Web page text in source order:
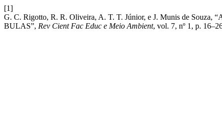
[1]
G. C. Rigotto, R. R. Oliveira, A. T. T. Júnior, e J. Munis de
BULAS”, Rev Cient Fac Educ e Meio Ambient, vol. 7, nº 1, p.